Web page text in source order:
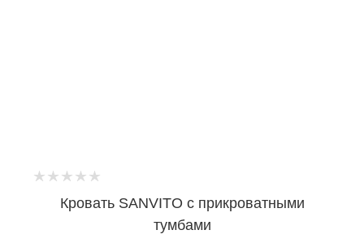
Кровать SANVITO с прикроватными
тумбами